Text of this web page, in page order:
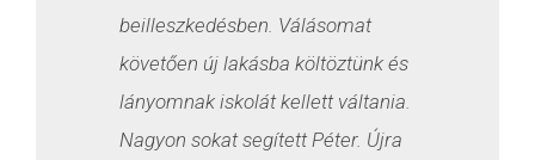
beilleszkedésben. Válásomat
követően új lakásba költöztünk és
lányomnak iskolát kellett váltania.
Nagyon sokat segített Péter. Újra